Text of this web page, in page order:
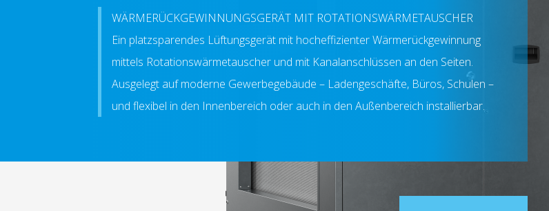
WÄRMERÜCKGEWINNUNGSGERÄT MIT ROTATIONSWÄRMETAUSCHER
Ein platzsparendes Lüftungsgerät mit hocheffizienter Wärmerückgewinnung
mittels Rotationswärmetauscher und mit Kanalanschlüssen an den Seiten.
Ausgelegt auf moderne Gewerbegebäude – Ladengeschäfte, Büros, Schulen –
und flexibel in den Innenbereich oder auch in den Außenbereich installierbar.